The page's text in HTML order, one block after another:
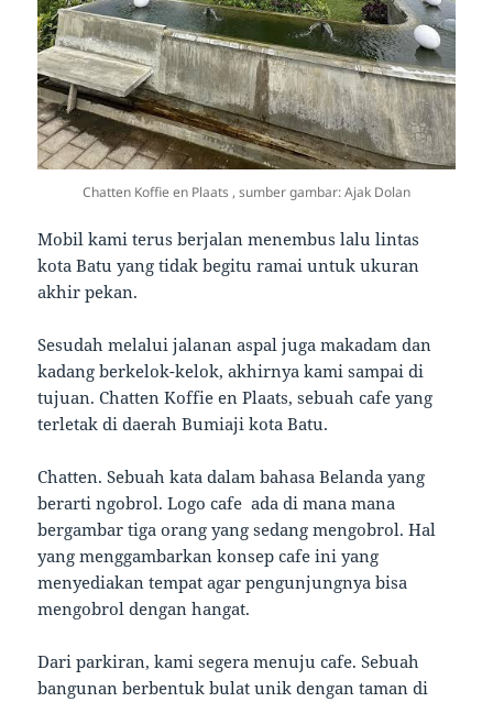
Chatten Koffie en Plaats , sumber gambar: Ajak Dolan
Mobil kami terus berjalan menembus lalu lintas
kota Batu yang tidak begitu ramai untuk ukuran
akhir pekan.
Sesudah melalui jalanan aspal juga makadam dan
kadang berkelok-kelok, akhirnya kami sampai di
tujuan. Chatten Koffie en Plaats, sebuah cafe yang
terletak di daerah Bumiaji kota Batu.
Chatten. Sebuah kata dalam bahasa Belanda yang
berarti ngobrol. Logo cafe ada di mana mana
bergambar tiga orang yang sedang mengobrol. Hal
yang menggambarkan konsep cafe ini yang
menyediakan tempat agar pengunjungnya bisa
mengobrol dengan hangat.
Dari parkiran, kami segera menuju cafe. Sebuah
bangunan berbentuk bulat unik dengan taman di